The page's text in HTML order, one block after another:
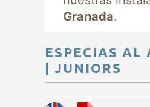
Granada.
ESPECIAS AL
| JUNIORS